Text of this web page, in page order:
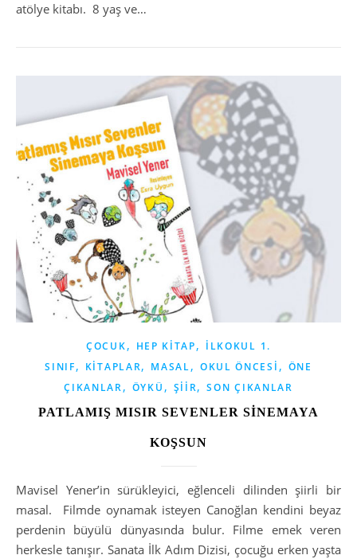
atölye kitabı. 8 yaş ve…
ÇOCUK, HEP KITAP, İLKOKUL 1.
SINIF, KITAPLAR, MASAL, OKUL ÖNCESI , ÖNE
ÇIKANLAR, ÖYKÜ , ŞIIR,SON ÇIKANLAR
PATLAMIŞ MISIR SEVENLER SİNEMAYA
KOŞSUN
Mavisel Yener’in sürükleyici, eğlenceli dilinden şiirli bir
masal. Filmde oynamak isteyen Canoğlan kendini beyaz
perdenin büyülü dünyasında bulur. Filme emek veren
herkesle tanışır. Sanata İlk Adım Dizisi, çocuğu erken yaşta